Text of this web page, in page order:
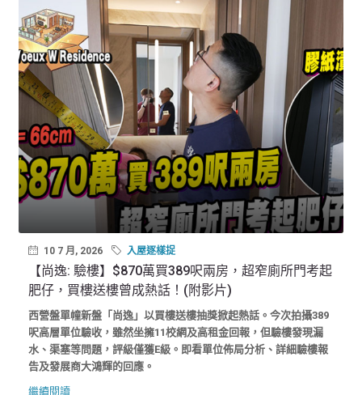
10 7 月, 2026 入屋逐樣捉
【尚逸: 驗樓】$870萬買389呎兩房，超窄廁所門考起
肥仔，買樓送樓曾成熱話！(附影片)
西營盤單幢新盤「尚逸」以買樓送樓抽獎掀起熱話。今次拍攝389
呎高層單位驗收，雖然坐擁11校網及高租金回報，但驗樓發現漏
水、渠塞等問題，評級僅獲E級。即看單位佈局分析、詳細驗樓報
告及發展商大鴻輝的回應。
繼續閱讀